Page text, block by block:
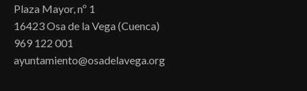
Plaza Mayor, nº 1
16423 Osa de la Vega (Cuenca)
969 122 001
ayuntamiento@osadelavega.org